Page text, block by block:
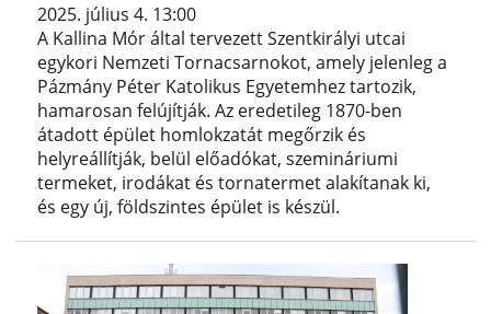
2025. július 4. 13:00
A Kallina Mór által tervezett Szentkirályi utcai
egykori Nemzeti Tornacsarnokot, amely jelenleg a
Pázmány Péter Katolikus Egyetemhez tartozik,
hamarosan felújítják. Az eredetileg 1870-ben
átadott épület homlokzatát megőrzik és
helyreállítják, belül előadókat, szemináriumi
termeket, irodákat és tornatermet alakítanak ki,
és egy új, földszintes épület is készül.